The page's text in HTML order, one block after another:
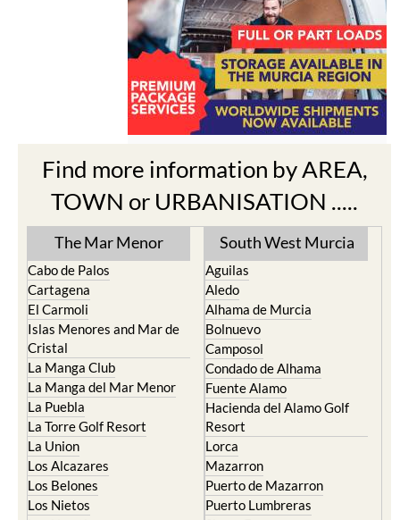
Find more information by AREA,
TOWN or URBANISATION .....
The Mar Menor
Cabo de Palos
Cartagena
El Carmoli
Islas Menores and Mar de
Cristal
La Manga Club
La Manga del Mar Menor
South West Murcia
Aguilas
Aledo
Alhama de Murcia
Bolnuevo
Camposol
Condado de Alhama
Fuente Alamo